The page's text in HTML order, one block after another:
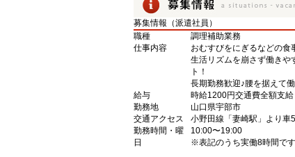
募集情報（派遣社員）
職種
調理補助業務
仕事内容
おむすびをにぎるなどの食
生活リズムを崩さず働きや
ト！
長期勤務歓迎♪腰を据えて
給与
時給1200円交通費全額支給
勤務地
山口県宇部市
交通アクセス
小野田線「妻崎駅」より車
勤務時間・曜
日
10:00〜19:00
※表記のうち実働8時間です